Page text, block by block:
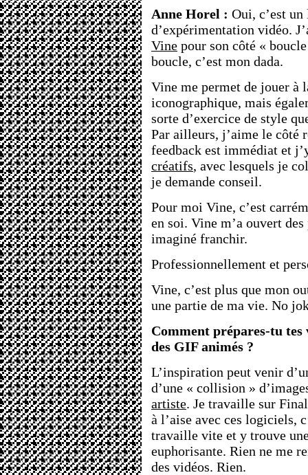
Anne Horel : Oui, c’est
d’expérimentation vidéo.
Vine pour son côté «
boucle, c’est mon dada.
Vine me permet de jouer à
iconographique, mais
sorte d’exercice de style
Par ailleurs, j’aime le côté
feedback est immédiat et
créatifs, avec lesquels je
je demande conseil.
Pour moi Vine, c’est
en soi. Vine m’a ouvert
imaginé franchir.
Professionnellement et
Vine, c’est plus que mon
une partie de ma vie. No
Comment prépares-tu tes
des GIF animés ?
L’inspiration peut venir
d’une « collision »
artiste. Je travaille sur
à l’aise avec ces logiciels,
travaille vite et y trouve
euphorisante. Rien ne me
des vidéos. Rien.